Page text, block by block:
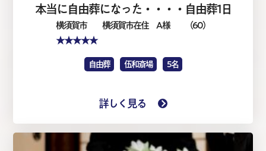
本当に自由葬になった・・・・自由葬1日
横須賀市 横須賀市在住 A 様 （60）
★★★★★
自由葬 伍和斎場 5名
詳しく見る